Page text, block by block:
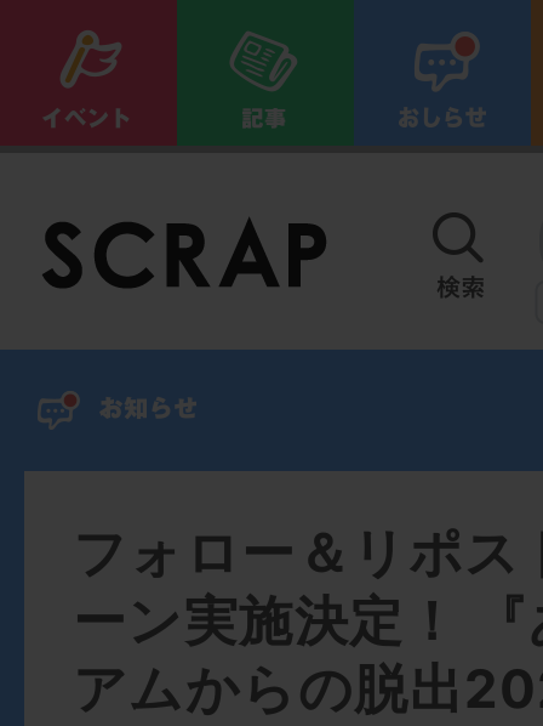
フォロー＆リポス
ーン実施決定！
アムからの脱出